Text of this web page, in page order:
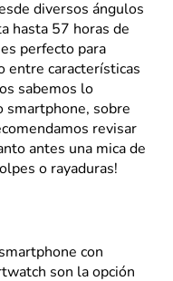
diversos ángulos
hasta 57 horas de
perfecto para
entre características
sabemos lo
smartphone, sobre
revisar
antes una mica de
o rayaduras!
con
son la opción